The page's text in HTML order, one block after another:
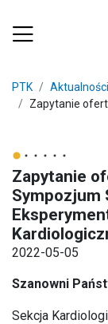
PTK Aktualności
Zapytanie
Zapytanie
Sympozjum
2022-05-05
Szanowni
Sekcja